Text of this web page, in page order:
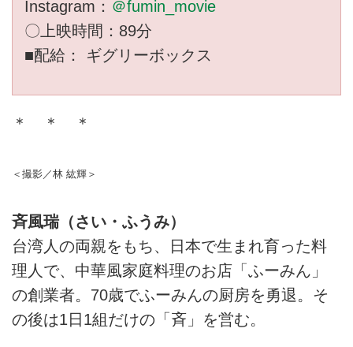
Instagram： ＠fumin_movie
〇上映時間：89分
■配給： ギグリーボックス
＊ ＊ ＊
＜撮影／林 紘輝＞
斉風瑞（さい・ふうみ）
台湾人の両親をもち、日本で生まれ育った料
理人で、中華風家庭料理のお店「ふーみん」
の創業者。70歳でふーみんの厨房を勇退。そ
の後は1日1組だけの「斉」を営む。